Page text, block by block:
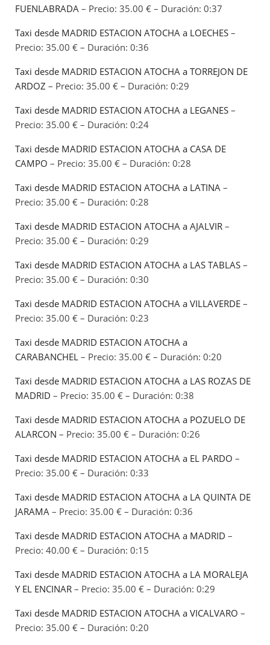
FUENLABRADA – Precio: 35.00 € – Duración: 0:37
Taxi desde MADRID ESTACION ATOCHA a LOECHES –
Precio: 35.00 € – Duración: 0:36
Taxi desde MADRID ESTACION ATOCHA a TORREJON DE
ARDOZ – Precio: 35.00 € – Duración: 0:29
Taxi desde MADRID ESTACION ATOCHA a LEGANES –
Precio: 35.00 € – Duración: 0:24
Taxi desde MADRID ESTACION ATOCHA a CASA DE
CAMPO – Precio: 35.00 € – Duración: 0:28
Taxi desde MADRID ESTACION ATOCHA a LATINA –
Precio: 35.00 € – Duración: 0:28
Taxi desde MADRID ESTACION ATOCHA a AJALVIR –
Precio: 35.00 € – Duración: 0:29
Taxi desde MADRID ESTACION ATOCHA a LAS TABLAS –
Precio: 35.00 € – Duración: 0:30
Taxi desde MADRID ESTACION ATOCHA a VILLAVERDE –
Precio: 35.00 € – Duración: 0:23
Taxi desde MADRID ESTACION ATOCHA a
CARABANCHEL – Precio: 35.00 € – Duración: 0:20
Taxi desde MADRID ESTACION ATOCHA a LAS ROZAS DE
MADRID – Precio: 35.00 € – Duración: 0:38
Taxi desde MADRID ESTACION ATOCHA a POZUELO DE
ALARCON – Precio: 35.00 € – Duración: 0:26
Taxi desde MADRID ESTACION ATOCHA a EL PARDO –
Precio: 35.00 € – Duración: 0:33
Taxi desde MADRID ESTACION ATOCHA a LA QUINTA DE
JARAMA – Precio: 35.00 € – Duración: 0:36
Taxi desde MADRID ESTACION ATOCHA a MADRID –
Precio: 40.00 € – Duración: 0:15
Taxi desde MADRID ESTACION ATOCHA a LA MORALEJA
Y EL ENCINAR – Precio: 35.00 € – Duración: 0:29
Taxi desde MADRID ESTACION ATOCHA a VICALVARO –
Precio: 35.00 € – Duración: 0:20